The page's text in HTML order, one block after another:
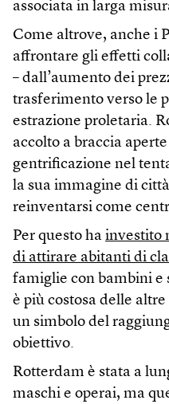
associata in larga
Come altrove, anche i
affrontare gli effetti
– dall’aumento dei
trasferimento verso le
estrazione proletaria.
accolto a braccia
gentrificazione nel
la sua immagine di
reinventarsi come
Per questo ha investito
di attirare abitanti di
famiglie con bambini e
è più costosa delle altre
un simbolo del
obiettivo.
Rotterdam è stata a
maschi e operai, ma